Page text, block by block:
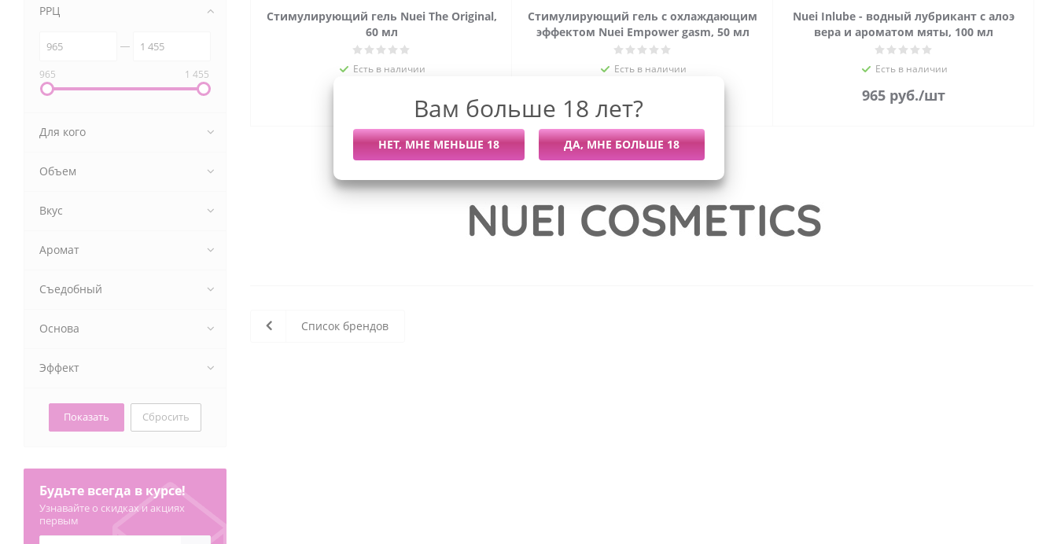
Стимулирующий гель Nuei The Original,
60 мл
Есть в наличии
Стимулирующий гель с охлаждающим
эффектом Nuei Empower gasm, 50 мл
Есть в наличии
Nuei Inlube - водный лубрикант с алоэ
вера и ароматом мяты, 100 мл
Есть в наличии
965 руб./шт
Список брендов
РРЦ
965 1 455
Для кого
Объем
Вкус
Аромат
Съедобный
Основа
Эффект
Сбросить
Будьте всегда в курсе!
Узнавайте о скидках и акциях
первым
Вам больше 18 лет?